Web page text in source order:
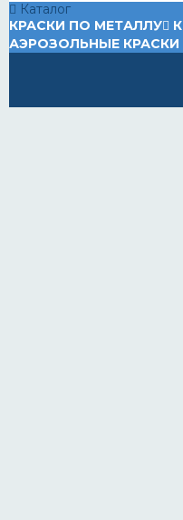
Каталог
КРАСКИ ПО МЕТАЛЛУ
АЭРОЗОЛЬНЫЕ КРАСКИ